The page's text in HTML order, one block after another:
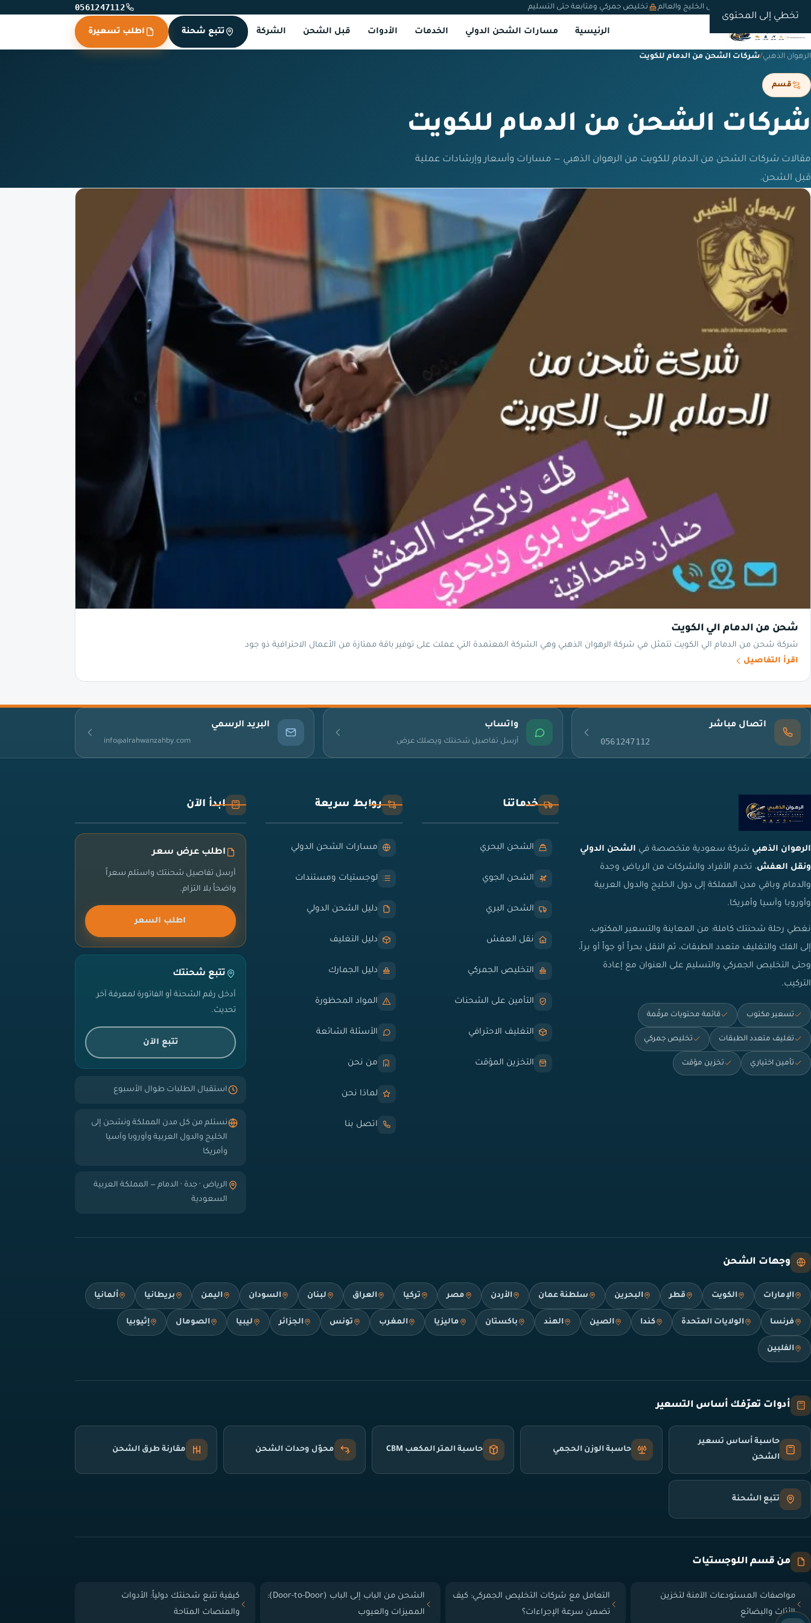
تخطي إلى المحتوى
شحن دولي من السعودية إلى الخليج والعالم تخليص جمركي ومتابعة حتى التسليم 0561247112
الرئيسية مسارات الشحن الدولي الخدمات الأدوات قبل الشحن الشركة تتبع شحنة اطلب تسعيرة
الرهوان الذهبي/شركات الشحن من الدمام للكويت
قسم
شركات الشحن من الدمام للكويت
مقالات شركات الشحن من الدمام للكويت من الرهوان الذهبي — مسارات وأسعار وإرشادات عملية
قبل الشحن.
شحن من الدمام الي الكويت
شركة شحن من الدمام الي الكويت تتمثل في شركة الرهوان الذهبي وهي الشركة المعتمدة التي عملت على توفير باقة ممتازة من الأعمال الاحترافية ذو جود
اقرأ التفاصيل
اتصال مباشر
0561247112
واتساب
أرسل تفاصيل شحنتك ويصلك عرض
البريد الرسمي
info@alrahwanzahby.com
الرهوان الذهبي شركة سعودية متخصصة في الشحن الدولي
ونقل العفش، تخدم الأفراد والشركات من الرياض وجدة
والدمام وباقي مدن المملكة إلى دول الخليج والدول العربية
وأوروبا وآسيا وأمريكا.
نغطي رحلة شحنتك كاملة: من المعاينة والتسعير المكتوب،
إلى الفك والتغليف متعدد الطبقات، ثم النقل بحراً أو جواً أو براً،
وحتى التخليص الجمركي والتسليم على العنوان مع إعادة
التركيب.
تسعير مكتوب قائمة محتويات مرقّمة
تغليف متعدد الطبقات تخليص جمركي
تأمين اختياري تخزين مؤقت
خدماتنا
الشحن البحري
الشحن الجوي
الشحن البري
نقل العفش
التخليص الجمركي
التأمين على الشحنات
التغليف الاحترافي
التخزين المؤقت
روابط سريعة
مسارات الشحن الدولي
لوجستيات ومستندات
دليل الشحن الدولي
دليل التغليف
دليل الجمارك
المواد المحظورة
الأسئلة الشائعة
من نحن
لماذا نحن
اتصل بنا
ابدأ الآن
اطلب عرض سعر
أرسل تفاصيل شحنتك واستلم سعراً
واضحاً بلا التزام.
اطلب السعر
تتبع شحنتك
أدخل رقم الشحنة أو الفاتورة لمعرفة آخر
تحديث.
تتبع الآن
استقبال الطلبات طوال الأسبوع
نستلم من كل مدن المملكة ونشحن إلى
الخليج والدول العربية وأوروبا وآسيا
وأمريكا
الرياض · جدة · الدمام — المملكة العربية
السعودية
وجهات الشحن
الإمارات الكويت قطر البحرين سلطنة عمان الأردن مصر تركيا العراق لبنان السودان اليمن بريطانيا ألمانيا
فرنسا الولايات المتحدة كندا الصين الهند باكستان ماليزيا المغرب تونس الجزائر ليبيا الصومال إثيوبيا
الفلبين
أدوات تعرّفك أساس التسعير
حاسبة أساس تسعير
الشحن
حاسبة الوزن الحجمي حاسبة المتر المكعب CBM محوّل وحدات الشحن مقارنة طرق الشحن
تتبع الشحنة
من قسم اللوجستيات
مواصفات المستودعات الآمنة لتخزين
الأثاث والبضائع
التعامل مع شركات التخليص الجمركي: كيف
تضمن سرعة الإجراءات؟
الشحن من الباب إلى الباب (Door-to-Door):
المميزات والعيوب
كيفية تتبع شحنتك دولياً: الأدوات
والمنصات المتاحة